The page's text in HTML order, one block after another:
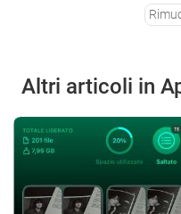
Altri articoli in